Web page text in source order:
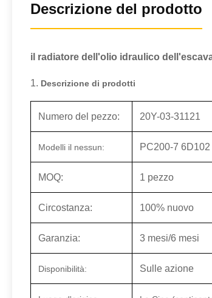
Descrizione del prodotto
il radiatore dell'olio idraulico
1. Descrizione di prodotti
Numero del pezzo: 20Y-03-31121
Modelli il nessun: PC200-7 6D102
MOQ: 1 pezzo
Circostanza: 100% nuovo
Garanzia: 3 mesi/6 mesi
Disponibilità: Sulle azione